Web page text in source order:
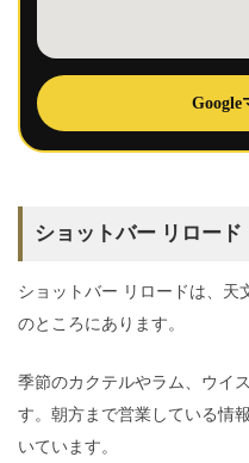
Google
ショットバー リロード
ショットバー リロードは、天
のところにあります。
季節のカクテルやラム、ウイ
す。朝方まで営業している情
いています。